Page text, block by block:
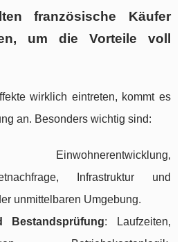
französische Käufer
um die Vorteile voll
wirklich eintreten, kommt es
an. Besonders wichtig sind:
Infrastruktur und
unmittelbaren Umgebung.
Bestandsprüfung: Laufzeiten,